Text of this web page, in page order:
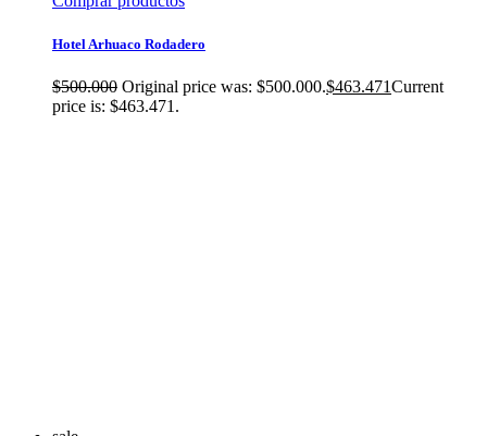
Hotel Arhuaco Rodadero
$500.000 Original price was: $500.000.$463.471Current
price is: $463.471.